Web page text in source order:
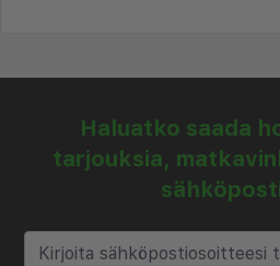
Haluatko saada
tarjouksia,